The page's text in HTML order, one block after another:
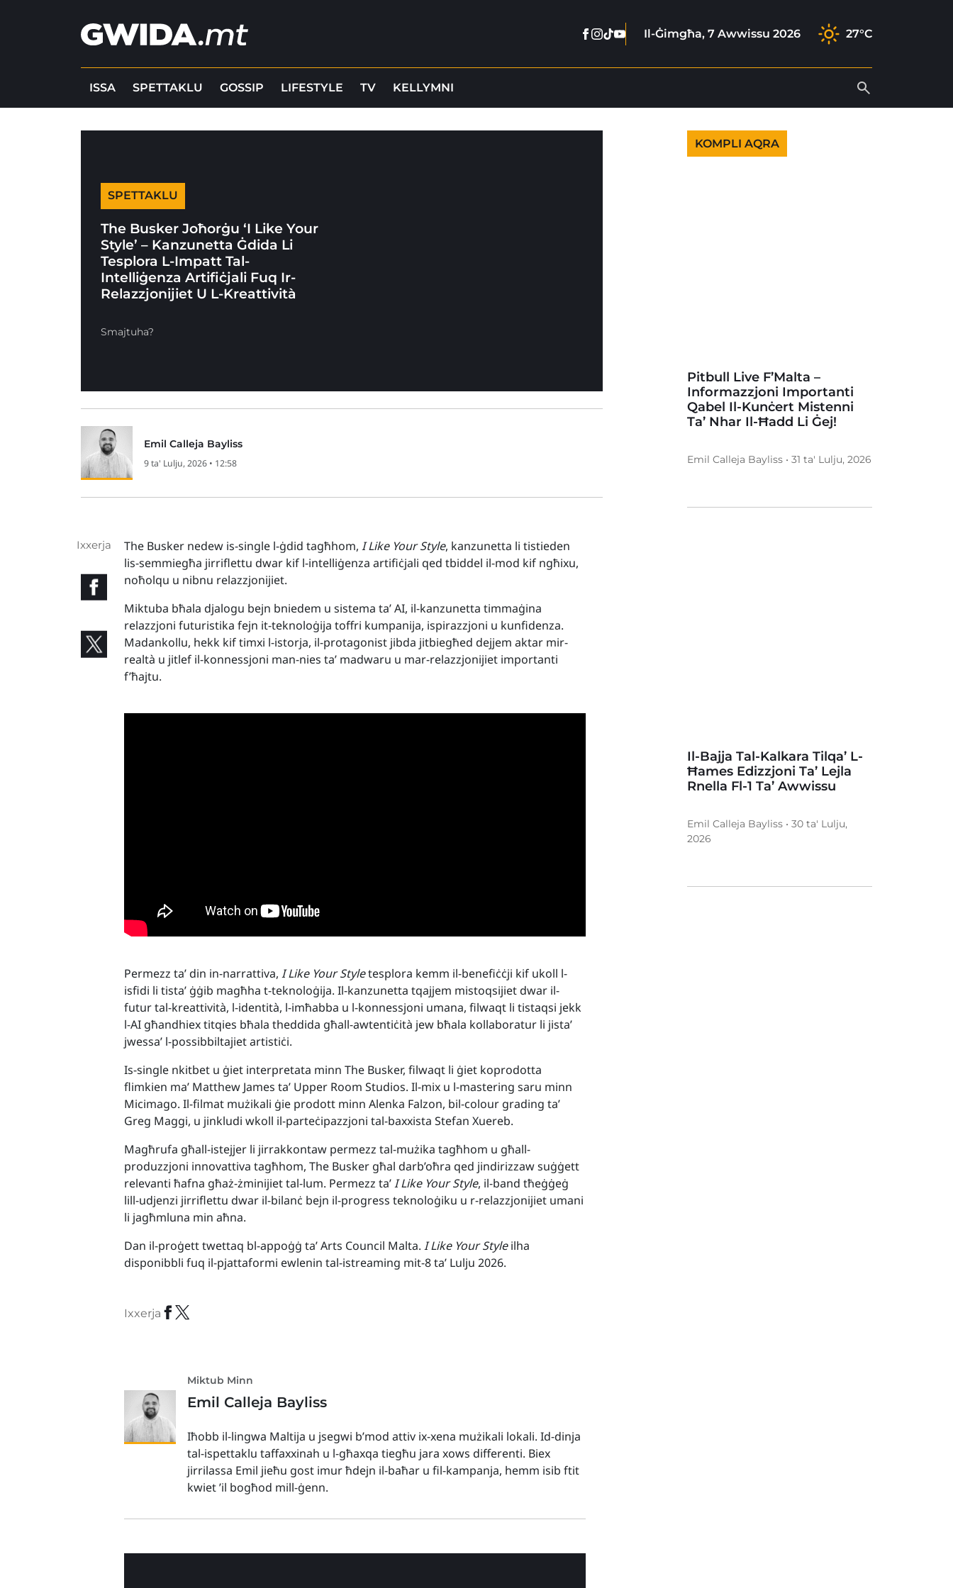
Facebook
Instagram
Tiktok
YoutubeIl-Ġimgħa, 7 Awwissu 2026 27°C
ISSA SPETTAKLU GOSSIP LIFESTYLE TV KELLYMNI
SPETTAKLU
The Busker Joħorġu ‘I Like Your
Style’ – Kanzunetta Ġdida Li
Tesplora L-Impatt Tal-
Intelliġenza Artifiċjali Fuq Ir-
Relazzjonijiet U L-Kreattività
Smajtuha?
Emil Calleja Bayliss
9 ta' Lulju, 2026 • 12:58
Ixxerja The Busker nedew is-single l-ġdid tagħhom,I Like Your Style, kanzunetta li tistieden
lis-semmiegħa jirriflettu dwar kif l-intelliġenza artifiċjali qed tbiddel il-mod kif ngħixu,
noħolqu u nibnu relazzjonijiet.
Miktuba bħala djalogu bejn bniedem u sistema ta’ AI, il-kanzunetta timmaġina
relazzjoni futuristika fejn it-teknoloġija toffri kumpanija, ispirazzjoni u kunfidenza.
Madankollu, hekk kif timxi l-istorja, il-protagonist jibda jitbiegħed dejjem aktar mir-
realtà u jitlef il-konnessjoni man-nies ta’ madwaru u mar-relazzjonijiet importanti
f’ħajtu.
Permezz ta’ din in-narrattiva,I Like Your Styletesplora kemm il-benefiċċji kif ukoll l-
isfidi li tista’ ġġib magħha t-teknoloġija. Il-kanzunetta tqajjem mistoqsijiet dwar il-
futur tal-kreattività, l-identità, l-imħabba u l-konnessjoni umana, filwaqt li tistaqsi jekk
l-AI għandhiex titqies bħala theddida għall-awtentiċità jew bħala kollaboratur li jista’
jwessa’ l-possibbiltajiet artistiċi.
Is-single nkitbet u ġiet interpretata minn The Busker, filwaqt li ġiet koprodotta
flimkien ma’ Matthew James ta’ Upper Room Studios. Il-mix u l-mastering saru minn
Micimago. Il-filmat mużikali ġie prodott minn Alenka Falzon, bil-colour grading ta’
Greg Maggi, u jinkludi wkoll il-parteċipazzjoni tal-baxxista Stefan Xuereb.
Magħrufa għall-istejjer li jirrakkontaw permezz tal-mużika tagħhom u għall-
produzzjoni innovattiva tagħhom, The Busker għal darb’oħra qed jindirizzaw suġġett
relevanti ħafna għaż-żminijiet tal-lum. Permezz ta’I Like Your Style, il-band tħeġġeġ
lill-udjenzi jirriflettu dwar il-bilanċ bejn il-progress teknoloġiku u r-relazzjonijiet umani
li jagħmluna min aħna.
Dan il-proġett twettaq bl-appoġġ ta’ Arts Council Malta.I Like Your Styleilha
disponibbli fuq il-pjattaformi ewlenin tal-istreaming mit-8 ta’ Lulju 2026.
Ixxerja
Miktub Minn
Emil Calleja Bayliss
Iħobb il-lingwa Maltija u jsegwi b’mod attiv ix-xena mużikali lokali. Id-dinja
tal-ispettaklu taffaxxinah u l-għaxqa tiegħu jara xows differenti. Biex
jirrilassa Emil jieħu gost imur ħdejn il-baħar u fil-kampanja, hemm isib ftit
kwiet ’il bogħod mill-ġenn.
KOMPLI AQRA
Pitbull Live F’Malta –
Informazzjoni Importanti
Qabel Il-Kunċert Mistenni
Ta’ Nhar Il-Ħadd Li Ġej!
Emil Calleja Bayliss • 31 ta' Lulju, 2026
Il-Bajja Tal-Kalkara Tilqa’ L-
Ħames Edizzjoni Ta’ Lejla
Rnella Fl-1 Ta’ Awwissu
Emil Calleja Bayliss • 30 ta' Lulju,
2026